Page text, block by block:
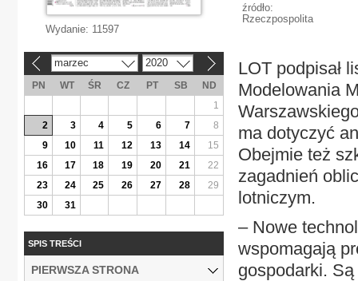
źródło:
Rzeczpospolita
LOT podpisał
Modelowania
ma dotyczyć
Obejmie też
zagadnień
lotniczym.
– Nowe
wspomagają
gospodarki.
Wydanie: 11597
marzec 2020
PN WT ŚR CZ PT SB
ND
1
2
3 4 5 6 7
8
9
10 11 12 13 14
15
16
17 18 19 20 21
22
23
24 25 26 27 28
29
30
31
SPIS TREŚCI
PIERWSZA STRONA